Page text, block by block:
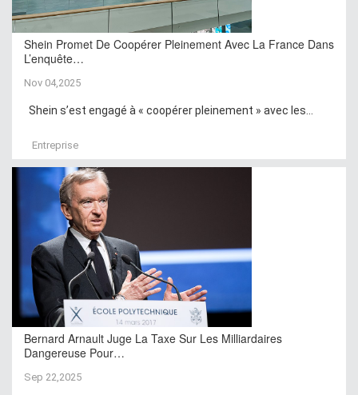
Shein Promet De Coopérer Pleinement Avec La France Dans
L’enquête…
Nov 04,2025
Shein s’est engagé à « coopérer pleinement » avec les...
Entreprise
Bernard Arnault Juge La Taxe Sur Les Milliardaires
Dangereuse Pour…
Sep 22,2025